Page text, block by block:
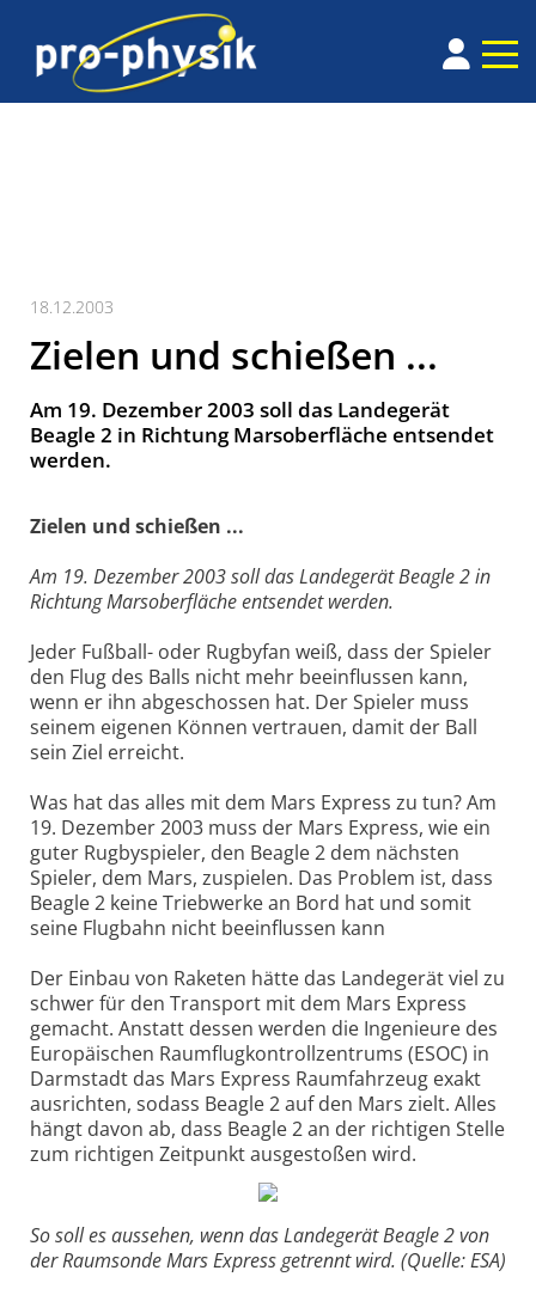
18.12.2003
Zielen und schießen ...
Am 19. Dezember 2003 soll das Landegerät
Beagle 2 in Richtung Marsoberfläche entsendet
werden.
Zielen und schießen ...
Am 19. Dezember 2003 soll das Landegerät Beagle 2 in
Richtung Marsoberfläche entsendet werden.
Jeder Fußball- oder Rugbyfan weiß, dass der Spieler
den Flug des Balls nicht mehr beeinflussen kann,
wenn er ihn abgeschossen hat. Der Spieler muss
seinem eigenen Können vertrauen, damit der Ball
sein Ziel erreicht.
Was hat das alles mit dem Mars Express zu tun? Am
19. Dezember 2003 muss der Mars Express, wie ein
guter Rugbyspieler, den Beagle 2 dem nächsten
Spieler, dem Mars, zuspielen. Das Problem ist, dass
Beagle 2 keine Triebwerke an Bord hat und somit
seine Flugbahn nicht beeinflussen kann
Der Einbau von Raketen hätte das Landegerät viel zu
schwer für den Transport mit dem Mars Express
gemacht. Anstatt dessen werden die Ingenieure des
Europäischen Raumflugkontrollzentrums (ESOC) in
Darmstadt das Mars Express Raumfahrzeug exakt
ausrichten, sodass Beagle 2 auf den Mars zielt. Alles
hängt davon ab, dass Beagle 2 an der richtigen Stelle
zum richtigen Zeitpunkt ausgestoßen wird.
So soll es aussehen, wenn das Landegerät Beagle 2 von
der Raumsonde Mars Express getrennt wird. (Quelle: ESA)